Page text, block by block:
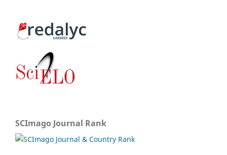
SCImago Journal Rank